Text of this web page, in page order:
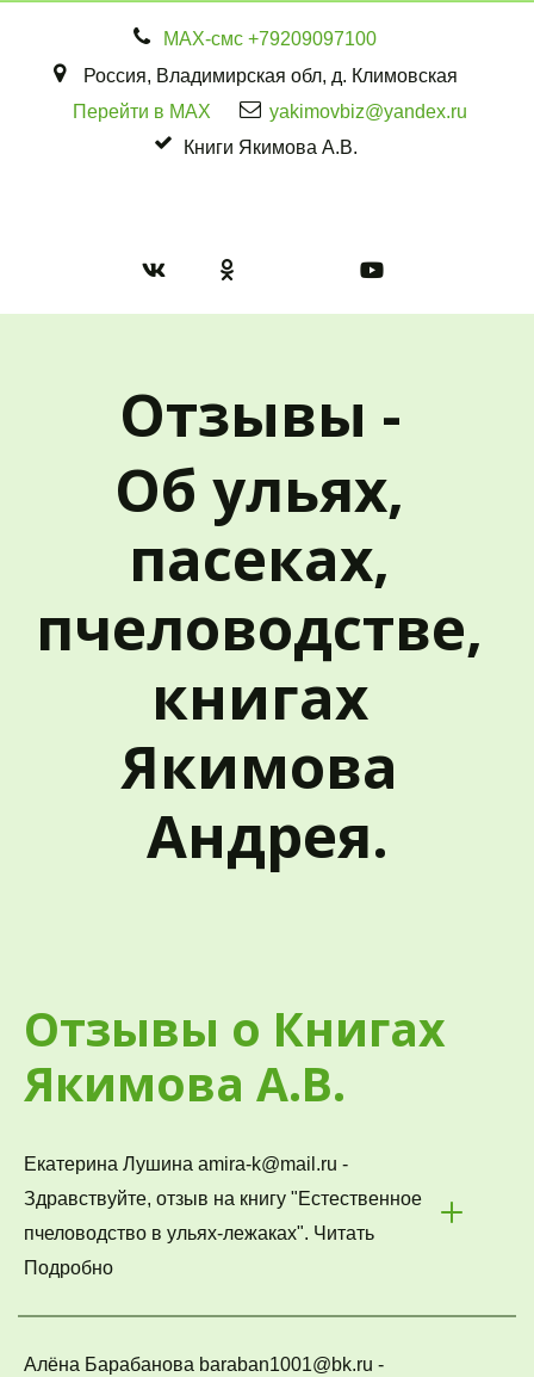
МАХ-смс +79209097100
Россия, Владимирская обл, д. Климовская
Перейти в MAX
yakimovbiz@yandex.ru
Книги Якимова А.В.
Отзывы -
Об ульях,
пасеках,
пчеловодстве,
книгах
Якимова
Андрея.
Отзывы о Книгах
Якимова А.В.
Екатерина Лушина amira-k@mail.ru -
Здравствуйте, отзыв на книгу "Естественное
пчеловодство в ульях-лежаках". Читать
Подробно
Алёна Барабанова baraban1001@bk.ru -